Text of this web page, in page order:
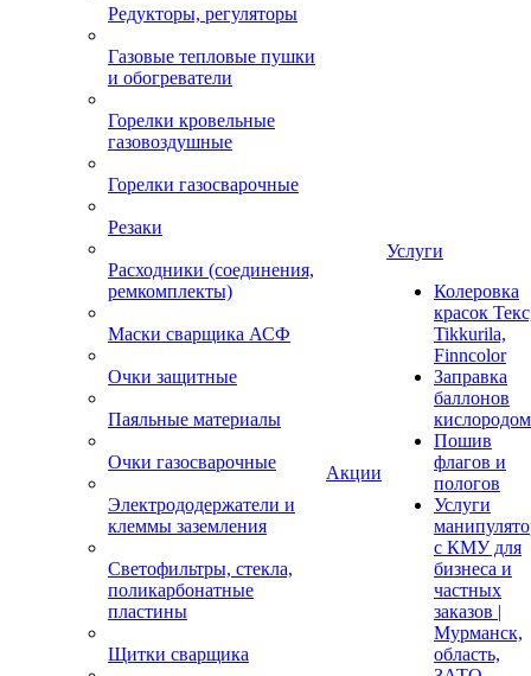
Редукторы, регуляторы
Газовые тепловые пушки
и обогреватели
Горелки кровельные
газовоздушные
Горелки газосварочные
Резаки
Расходники (соединения,
ремкомплекты)
Маски сварщика АСФ
Очки защитные
Паяльные материалы
Очки газосварочные
Электрододержатели и
клеммы заземления
Светофильтры, стекла,
поликарбонатные
пластины
Щитки сварщика
Акции
Услуги
Колеровка
красок
Tikkurila,
Finncolor
Заправка
баллонов
кислородом
Пошив
флагов и
пологов
Услуги
с КМУ для
бизнеса и
частных
заказов |
Мурманск,
область,